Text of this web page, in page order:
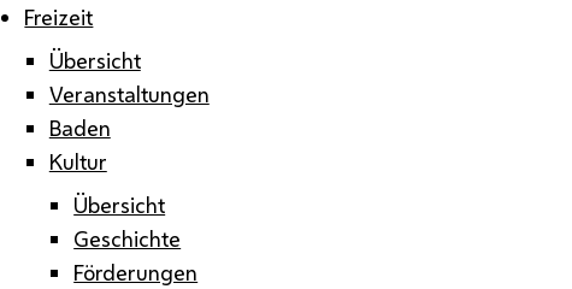
Freizeit
Übersicht
Veranstaltungen
Baden
Kultur
Übersicht
Geschichte
Förderungen